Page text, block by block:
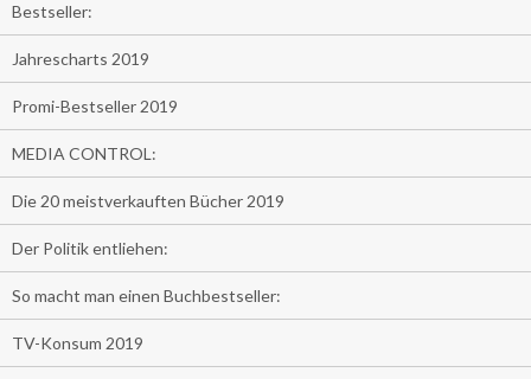
Bestseller:
Jahrescharts 2019
Promi-Bestseller 2019
MEDIA CONTROL:
Die 20 meistverkauften Bücher 2019
Der Politik entliehen:
So macht man einen Buchbestseller:
TV-Konsum 2019